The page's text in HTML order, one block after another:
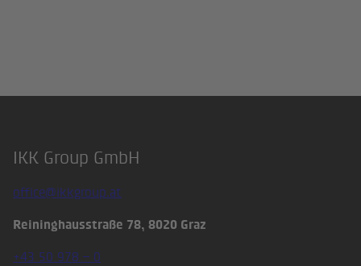
Footer
IKK Group GmbH
office@ikkgroup.at
Reininghausstraße 78, 8020 Graz
+43 50 978 – 0